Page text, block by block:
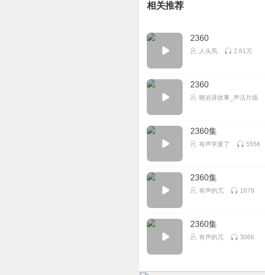
相关推荐
2360
人头馬 2.81万
2360
晓岩讲故事_声活片场
2360集
有声学废了 5556
2360集
有声的兀 1679
2360集
有声的兀 3066